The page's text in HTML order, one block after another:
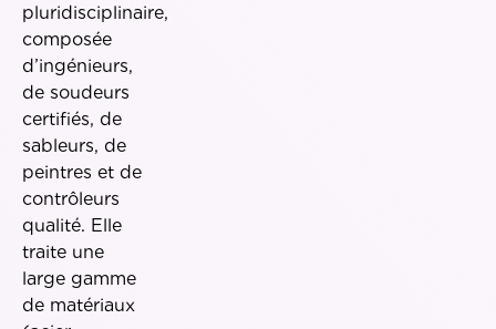
pluridisciplinaire,
composée
d’ingénieurs,
de soudeurs
certifiés, de
sableurs, de
peintres et de
contrôleurs
qualité. Elle
traite une
large gamme
de matériaux